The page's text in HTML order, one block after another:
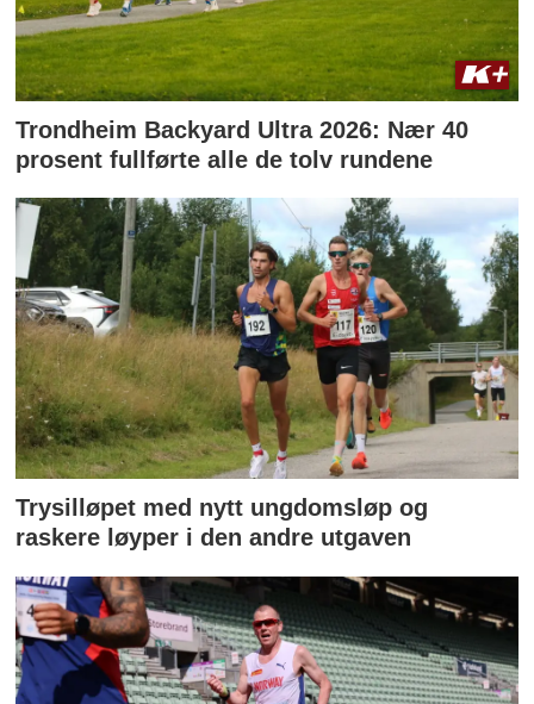
Trondheim Backyard Ultra 2026: Nær 40
prosent fullførte alle de tolv rundene
Trysilløpet med nytt ungdomsløp og
raskere løyper i den andre utgaven